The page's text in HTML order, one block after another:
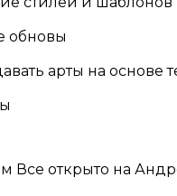
обновы
арты на основе